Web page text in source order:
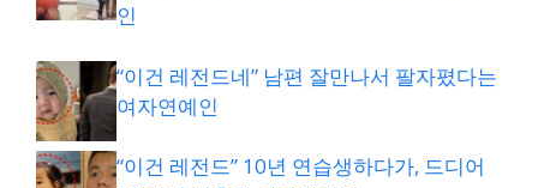
인
“이건 레전드네” 남편 잘만나서 팔자폈다는
여자연예인
“이건 레전드” 10년 연습생하다가, 드디어